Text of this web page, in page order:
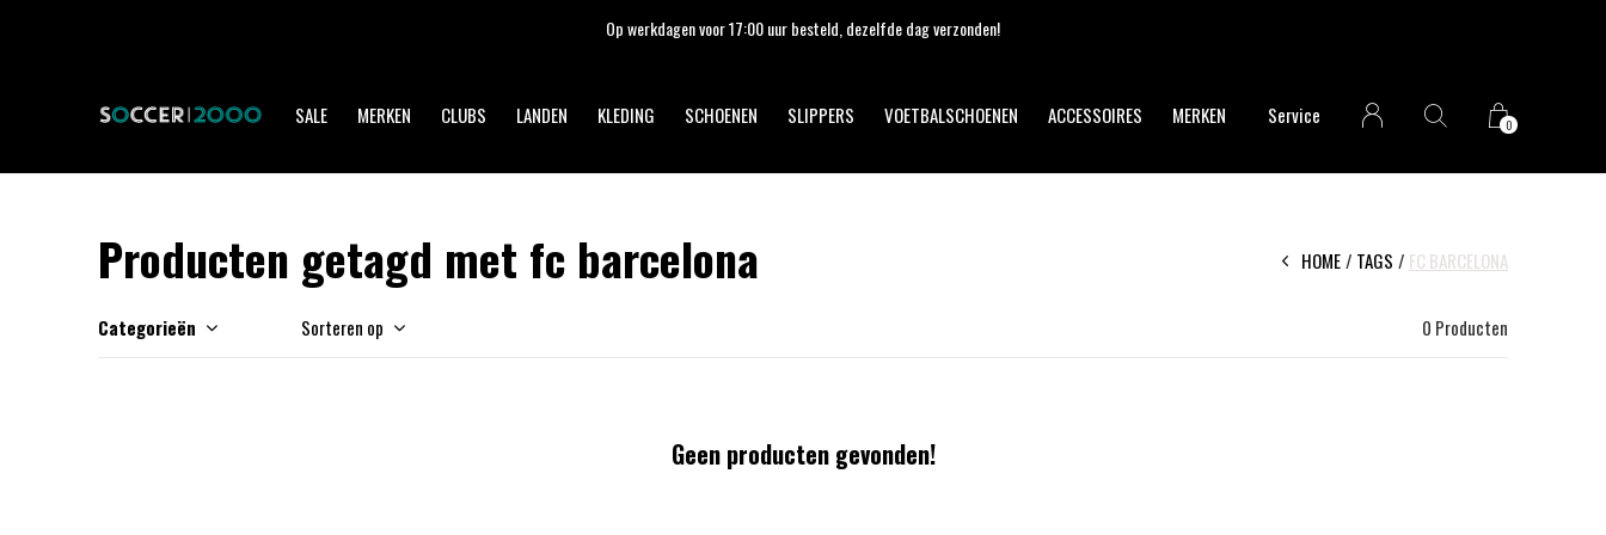
SALE MERKEN CLUBS LANDEN KLEDING SCHOENEN SLIPPERS VOETBALSCHOENEN ACCESSOIRES MERKEN Service 0
Op werkdagen voor 17:00 uur besteld, dezelfde dag verzonden!
Producten getagd met fc barcelona HOME TAGS FC BARCELONA
Categorieën Sorteren op 0 Producten
Geen producten gevonden!